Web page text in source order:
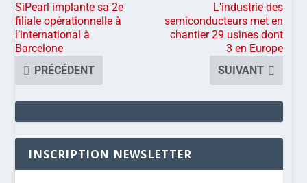
SiPearl implante sa 2e
filiale opérationnelle à
l’international à
Barcelone
PRÉCÉDENT
L’industrie des
semiconducteurs met en
chantier 29 usines dont
3 en Europe
SUIVANT
INSCRIPTION NEWSLETTER